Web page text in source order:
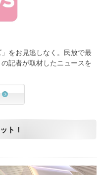
をお見逃しなく。民放で最
記者が取材したニュースを
ト！